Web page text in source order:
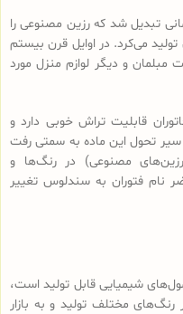
تبدیل شد که رزین مصنوعی را
می‌کرد. در اوایل قرن بیستم
و دیگر لوازم منزل مورد
قابلیت تراش خوبی دارد و
سیر تحول این ماده به سمتی رفت
مصنوعی) در رنگ‌ها و
نام فتوران به سندلوس تغییر
شیمیایی قابل تولید است،
مختلف تولید و به بازار